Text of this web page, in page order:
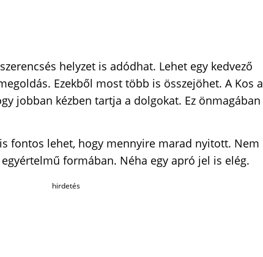
helyzet is adódhat. Lehet egy kedvező
Ezekből most több is összejöhet. A Kos a
jobban kézben tartja a dolgokat. Ez önmagában
fontos lehet, hogy mennyire marad nyitott. Nem
formában. Néha egy apró jel is elég.
hirdetés